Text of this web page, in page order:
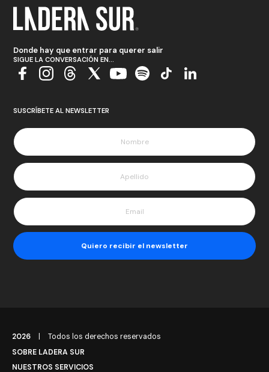
Donde hay que entrar para querer salir
SIGUE LA CONVERSACIÓN EN...
SUSCRÍBETE AL NEWSLETTER
2026
Todos los derechos reservados
SOBRE LADERA SUR
NUESTROS SERVICIOS